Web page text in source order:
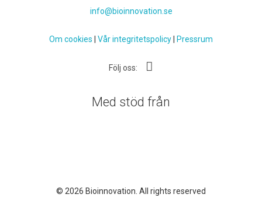
info@bioinnovation.se
Om cookies Vår integritetspolicy Pressrum
Följ oss:
Med stöd från
© 2026 Bioinnovation. All rights reserved